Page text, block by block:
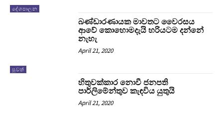
දේශපාලන
පුවත්
බණ්ඩාරණායක මාවතට වෛරසය
ආවේ කොහොමදැයි හරියටම දන්නේ
නැහැ
April 21, 2020
හිතුවක්කාර නොවී ජනපති
පාර්ලිමේන්තුව කැඳවිය යුතුයි
April 21, 2020